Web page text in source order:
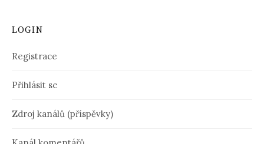
LOGIN
Registrace
Přihlásit se
Zdroj kanálů (příspěvky)